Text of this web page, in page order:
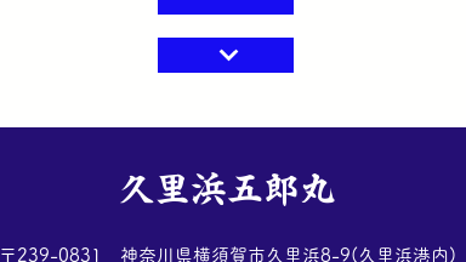
​久里浜五郎丸
​〒239-0831 神奈川県横須賀市久里浜8-9(久里浜港内)